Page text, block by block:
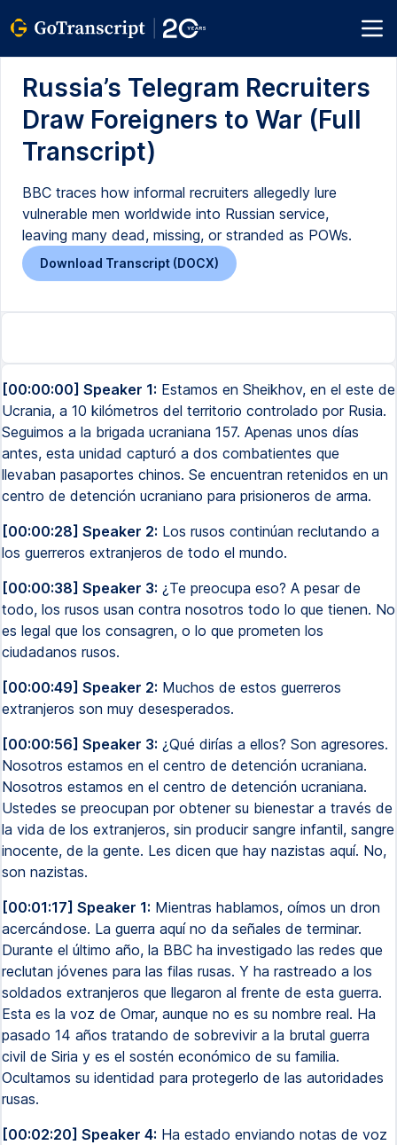
Russia’s Telegram Recruiters
Draw Foreigners to War (Full
Transcript)
BBC traces how informal recruiters allegedly lure
vulnerable men worldwide into Russian service,
leaving many dead, missing, or stranded as POWs.
Download Transcript (DOCX)
[00:00:00] Speaker 1: Estamos en Sheikhov, en el este de
Ucrania, a 10 kilómetros del territorio controlado por Rusia.
Seguimos a la brigada ucraniana 157. Apenas unos días
antes, esta unidad capturó a dos combatientes que
llevaban pasaportes chinos. Se encuentran retenidos en un
centro de detención ucraniano para prisioneros de arma.
[00:00:28] Speaker 2: Los rusos continúan reclutando a
los guerreros extranjeros de todo el mundo.
[00:00:38] Speaker 3: ¿Te preocupa eso? A pesar de
todo, los rusos usan contra nosotros todo lo que tienen. No
es legal que los consagren, o lo que prometen los
ciudadanos rusos.
[00:00:49] Speaker 2: Muchos de estos guerreros
extranjeros son muy desesperados.
[00:00:56] Speaker 3: ¿Qué dirías a ellos? Son agresores.
Nosotros estamos en el centro de detención ucraniana.
Nosotros estamos en el centro de detención ucraniana.
Ustedes se preocupan por obtener su bienestar a través de
la vida de los extranjeros, sin producir sangre infantil, sangre
inocente, de la gente. Les dicen que hay nazistas aquí. No,
son nazistas.
[00:01:17] Speaker 1: Mientras hablamos, oímos un dron
acercándose. La guerra aquí no da señales de terminar.
Durante el último año, la BBC ha investigado las redes que
reclutan jóvenes para las filas rusas. Y ha rastreado a los
soldados extranjeros que llegaron al frente de esta guerra.
Esta es la voz de Omar, aunque no es su nombre real. Ha
pasado 14 años tratando de sobrevivir a la brutal guerra
civil de Siria y es el sostén económico de su familia.
Ocultamos su identidad para protegerlo de las autoridades
rusas.
[00:02:20] Speaker 4: Ha estado enviando notas de voz